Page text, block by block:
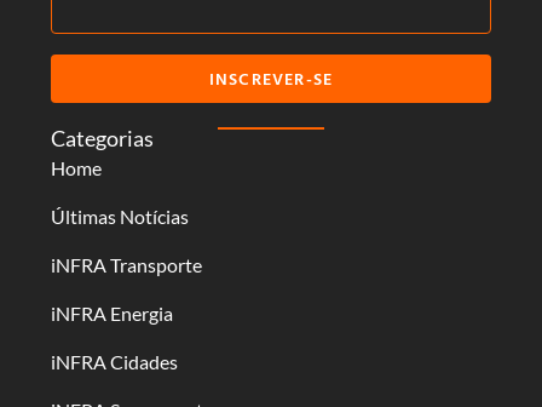
Categorias
Home
Últimas Notícias
iNFRA Transporte
iNFRA Energia
iNFRA Cidades
INSCREVER-SE